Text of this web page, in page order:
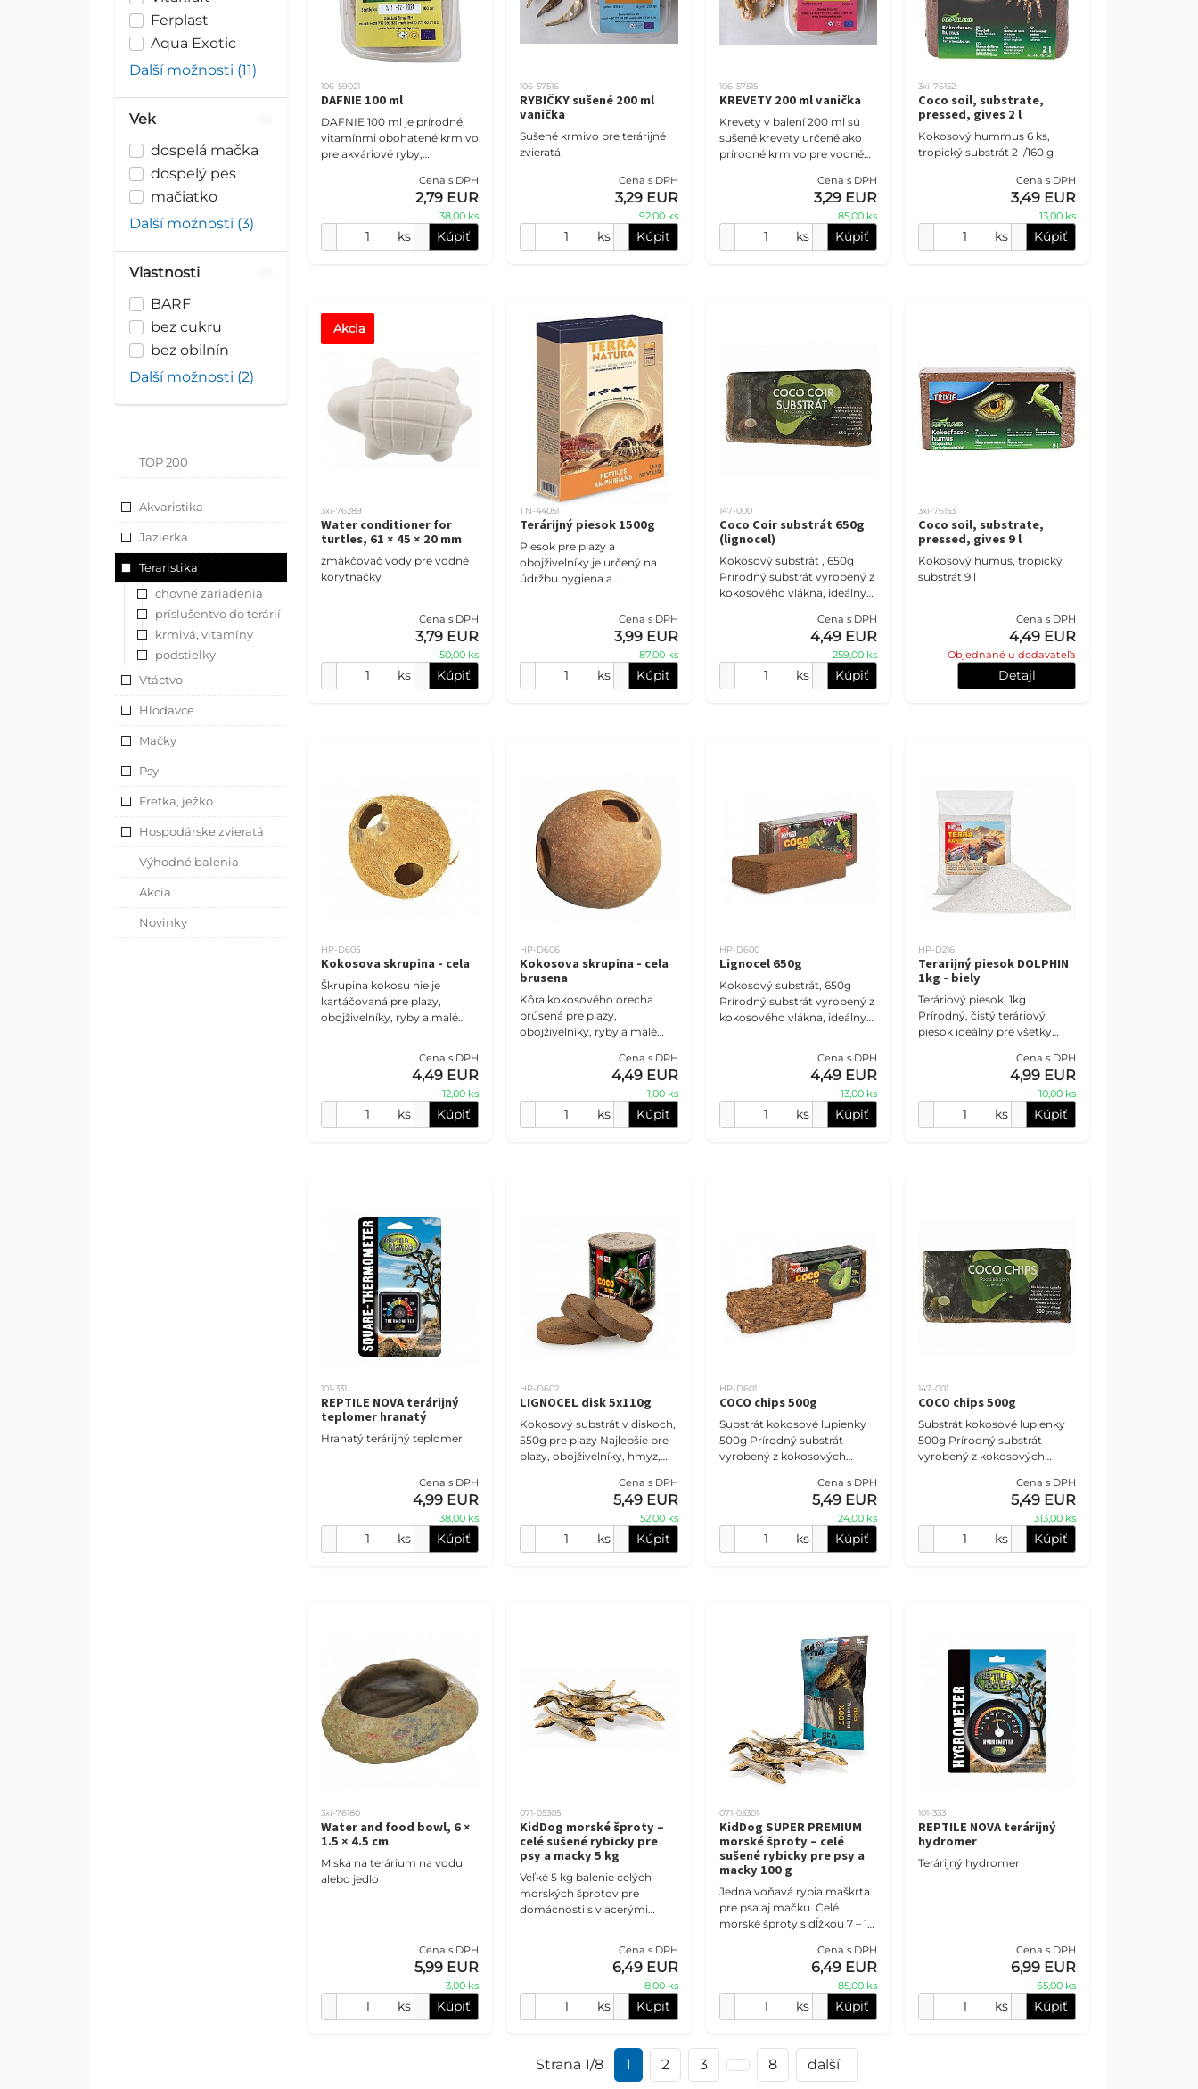
Ferplast
Aqua Exotic
Další možnosti (11)
Vek
dospelá mačka
dospelý pes
mačiatko
Další možnosti (3)
Vlastnosti
BARF
bez cukru
bez obilnín
Další možnosti (2)
TOP 200
Akvaristika
Jazierka
Teraristika
chovné zariadenia
príslušentvo do terárií
krmivá, vitamíny
podstielky
Vtáctvo
Hlodavce
Mačky
Psy
Fretka, ježko
Hospodárske zvieratá
Výhodné balenia
Akcia
Novinky
106-59021
DAFNIE 100 ml
DAFNIE 100 ml je prírodné,
vitamínmi obohatené krmivo
pre akváriové ryby,
sušených dafnií – malých
sladkovodných kôrovcov zo
Cena s DPH
2,79 EUR
38,00 ks
ks Kúpiť
106-57516
RYBIČKY sušené 200 ml
vanička
Sušené krmivo pre terárijné
zvieratá.
Cena s DPH
3,29 EUR
92,00 ks
ks Kúpiť
106-57515
KREVETY 200 ml vanička
Krevety v balení 200 ml sú
sušené krevety určené ako
prírodné krmivo pre vodné
Cena s DPH
3,29 EUR
85,00 ks
ks Kúpiť
3xi-76152
Coco soil, substrate,
pressed, gives 2 l
Kokosový hummus 6 ks,
tropický substrát 2 l/160 g
Cena s DPH
3,49 EUR
13,00 ks
ks Kúpiť
Akcia
3xi-76289
Water conditioner for
turtles, 61 × 45 × 20 mm
zmäkčovač vody pre vodné
korytnačky
Cena s DPH
3,79 EUR
50,00 ks
ks Kúpiť
TN-44051
Terárijný piesok 1500g
Piesok pre plazy a
obojživelníky je určený na
údržbu hygiena a
Udržiavať najvhodnejšie
prostredie v terári
Cena s DPH
3,99 EUR
87,00 ks
ks Kúpiť
147-000
Coco Coir substrát 650g
(lignocel)
Kokosový substrát , 650g
Prírodný substrát vyrobený z
kokosového vlákna, ideálny
črepníkové rastliny.
Umožňuje dlhodobé
Cena s DPH
4,49 EUR
259,00 ks
ks Kúpiť
3xi-76153
Coco soil, substrate,
pressed, gives 9 l
Kokosový humus, tropický
substrát 9 l
Cena s DPH
4,49 EUR
Objednané u dodavateľa
Detajl
HP-D605
Kokosova skrupina - cela
Škrupina kokosu nie je
kartáčovaná pre plazy,
obojživelníky, ryby a malé
mnoho druhov vodnýc
Cena s DPH
4,49 EUR
12,00 ks
ks Kúpiť
HP-D606
Kokosova skrupina - cela
brusena
Kôra kokosového orecha
brúsená pre plazy,
obojživelníky, ryby a malé
je ideálna ako prístrešok pre
mnoho druhov vodných ži
Cena s DPH
4,49 EUR
1,00 ks
ks Kúpiť
HP-D600
Lignocel 650g
Kokosový substrát, 650g
Prírodný substrát vyrobený z
kokosového vlákna, ideálny
Umožňuje dlhodobé
Cena s DPH
4,49 EUR
13,00 ks
ks Kúpiť
HP-D216
Terarijný piesok DOLPHIN
1kg - biely
Teráriový piesok, 1kg
Prírodný, čistý teráriový
piesok ideálny pre všetky
Môže byť použitý ako
primárny substrátový zákla
Cena s DPH
4,99 EUR
10,00 ks
ks Kúpiť
101-331
REPTILE NOVA terárijný
teplomer hranatý
Hranatý terárijný teplomer
Cena s DPH
4,99 EUR
38,00 ks
ks Kúpiť
HP-D602
LIGNOCEL disk 5x110g
Kokosový substrát v diskoch,
550g pre plazy Najlepšie pre
plazy, obojživelníky, hmyz,
rastliny, 100% prírodné, mleté
Cena s DPH
5,49 EUR
52,00 ks
ks Kúpiť
HP-D601
COCO chips 500g
Substrát kokosové lupienky
500g Prírodný substrát
vyrobený z kokosových
plazy, obojživelníky, hmyz,
pavúkovce a tropické rast
Cena s DPH
5,49 EUR
24,00 ks
ks Kúpiť
147-001
COCO chips 500g
Substrát kokosové lupienky
500g Prírodný substrát
vyrobený z kokosových
plazy, obojživelníky, hmyz,
pavúkovce a tropické rast
Cena s DPH
5,49 EUR
313,00 ks
ks Kúpiť
3xi-76180
Water and food bowl, 6 ×
1.5 × 4.5 cm
Miska na terárium na vodu
alebo jedlo
Cena s DPH
5,99 EUR
3,00 ks
ks Kúpiť
071-05305
KidDog morské šproty –
celé sušené rybicky pre
psy a macky 5 kg
Veľké 5 kg balenie celých
morských šprotov pre
domácnosti s viacerými
Čisté sušené rybičky pre psy
Cena s DPH
6,49 EUR
8,00 ks
ks Kúpiť
071-05301
KidDog SUPER PREMIUM
morské šproty – celé
sušené rybicky pre psy a
macky 100 g
Jedna voňavá rybia maškrta
pre psa aj mačku. Celé
morské šproty s dĺžkou 7 – 10
neobsahujú obilniny, cukor
Cena s DPH
6,49 EUR
85,00 ks
ks Kúpiť
101-333
REPTILE NOVA terárijný
hydromer
Terárijný hydromer
Cena s DPH
6,99 EUR
65,00 ks
ks Kúpiť
Strana 1/8 1 2 3 8 další